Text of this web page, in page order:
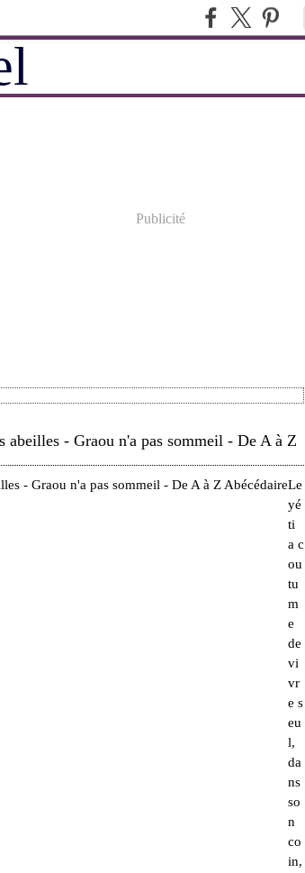
Publicité
- Graou n'a pas sommeil - De A à Z
Le
yé
ti
a c
ou
tu
m
e
de
vi
vr
e s
eu
l,
da
ns
so
n
co
in,